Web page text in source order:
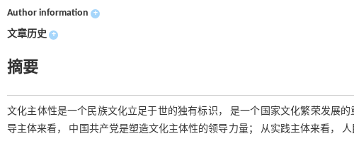
Author information +
文章历史 +
摘要
文化主体性是一个民族文化立足于世的独有标识， 是一个国家文化繁荣发展
导主体来看， 中国共产党是塑造文化主体性的领导力量； 从实践主体来看，